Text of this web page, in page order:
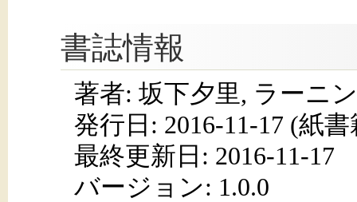
書誌情報
著者: 坂下夕里, ラーニ
発行日: 2016-11-17 (紙書
最終更新日: 2016-11-17
バージョン: 1.0.0